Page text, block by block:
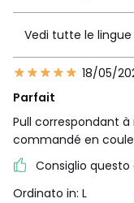
Vedi tutte le lingue
18/05/
Parfait
Pull correspondant
commandé en
Consiglio
Ordinato in: L